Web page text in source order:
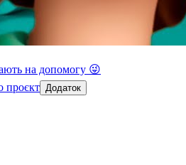
на допомогу 😜
проєкт Додаток